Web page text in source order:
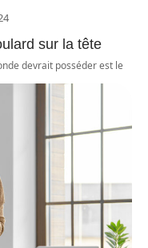
sur la tête
devrait posséder est le